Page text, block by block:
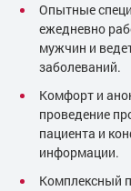
Опытные
ежедневно
мужчин и
заболеваний.
Комфорт и
проведение
пациента и
информации.
Комплексный